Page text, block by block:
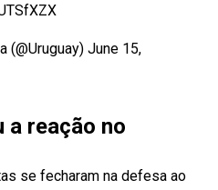
(@Uruguay) June 15,
a reação no
se fecharam na defesa ao